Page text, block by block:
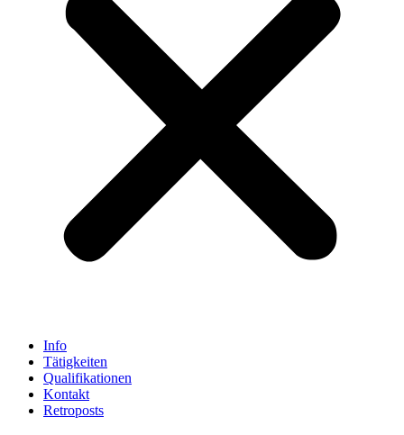
Info
Tätigkeiten
Qualifikationen
Kontakt
Retroposts